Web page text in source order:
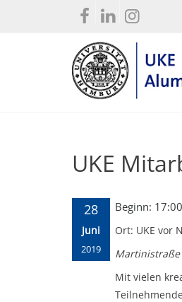
UKE
28
Juni
2019
Beginn:
Ort: UKE vor
Martinistraße
Mit vielen